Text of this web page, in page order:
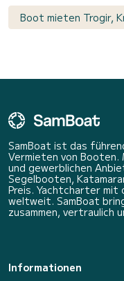
Boot mieten Trogir,
SamBoat ist das
Vermieten von Booten.
und gewerblichen
Segelbooten,
Preis. Yachtcharter mit
weltweit. SamBoat
zusammen, vertraulich
Informationen